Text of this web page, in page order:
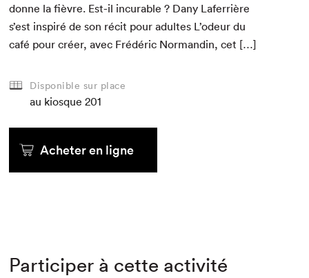
donne la fièvre. Est-il incur­able ? Dany Lafer­rière
s’est inspiré de son réc­it pour adultes L’odeur du
café pour créer, avec Frédéric Nor­mandin, cet […]
Disponible sur place
au kiosque 201
Acheter en ligne
Participer à cette activité